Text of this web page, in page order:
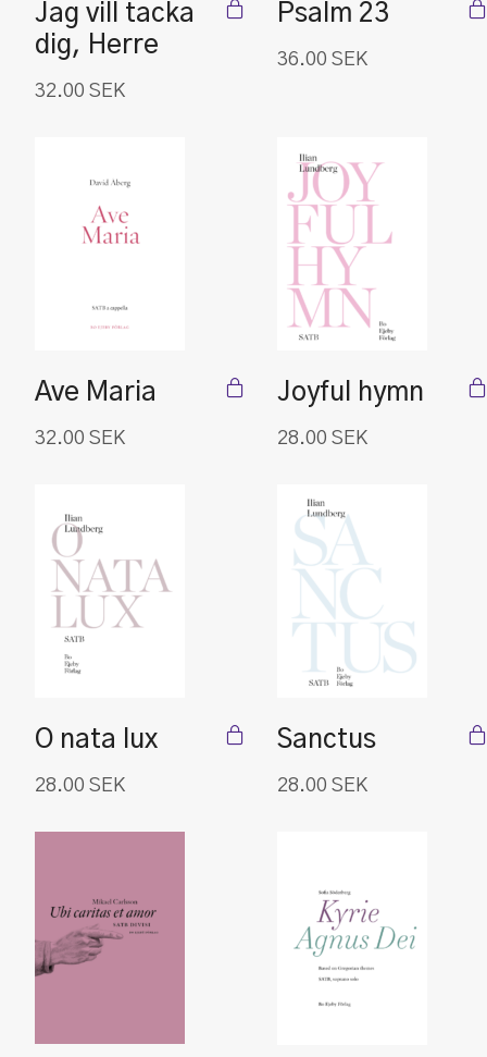
Jag vill tacka
dig, Herre
32.00 SEK
Psalm 23
36.00 SEK
Ave Maria
32.00 SEK
Joyful hymn
28.00 SEK
O nata lux
28.00 SEK
Sanctus
28.00 SEK